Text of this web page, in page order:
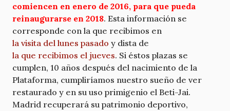
comiencen en enero de 2016, para que pueda
reinaugurarse en 2018. Esta información se
corresponde con la que recibimos en
la visita del lunes pasado y dista de
la que recibimos el jueves. Si éstos plazas se
cumplen, 10 años después del nacimiento de la
Plataforma, cumpliríamos nuestro sueño de ver
restaurado y en su uso primigenio el Beti-Jai.
Madrid recuperará su patrimonio deportivo,